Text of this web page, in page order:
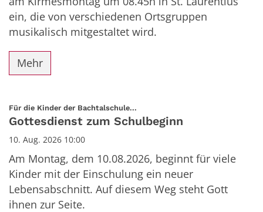
ein, die von verschiedenen Ortsgruppen
musikalisch mitgestaltet wird.
Mehr
Für die Kinder der Bachtalschule...
Gottesdienst zum Schulbeginn
10. Aug. 2026 10:00
Am Montag, dem 10.08.2026, beginnt für viele
Kinder mit der Einschulung ein neuer
Lebensabschnitt. Auf diesem Weg steht Gott
ihnen zur Seite.